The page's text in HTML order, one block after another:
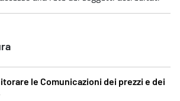
le Comunicazioni dei prezzi e dei